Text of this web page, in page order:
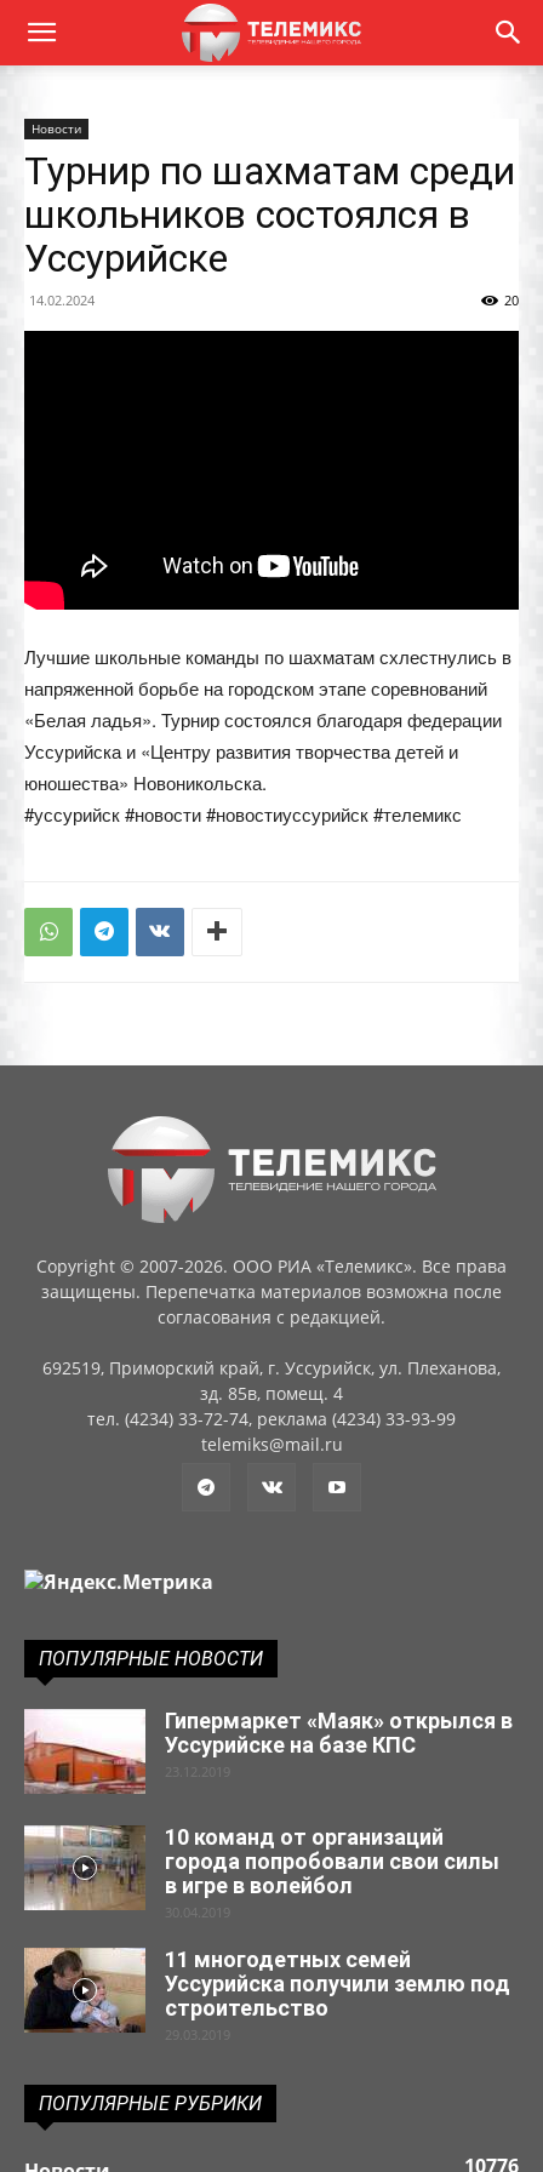
Новости
Турнир по шахматам среди
школьников состоялся в
Уссурийске
14.02.2024 20
Лучшие школьные команды по шахматам схлестнулись в
напряженной борьбе на городском этапе соревнований
«Белая ладья». Турнир состоялся благодаря федерации
Уссурийска и «Центру развития творчества детей и
юношества» Новоникольска.
#уссурийск #новости #новостиуссурийск #телемикс
Copyright © 2007-2026. ООО РИА «Телемикс». Все права
защищены. Перепечатка материалов возможна после
согласования с редакцией.
692519, Приморский край, г. Уссурийск, ул. Плеханова,
зд. 85в, помещ. 4
тел. (4234) 33-72-74, реклама (4234) 33-93-99
telemiks@mail.ru
ПОПУЛЯРНЫЕ НОВОСТИ
Гипермаркет «Маяк» открылся в
Уссурийске на базе КПС
23.12.2019
10 команд от организаций
города попробовали свои силы
в игре в волейбол
30.04.2019
11 многодетных семей
Уссурийска получили землю под
строительство
29.03.2019
ПОПУЛЯРНЫЕ РУБРИКИ
10776